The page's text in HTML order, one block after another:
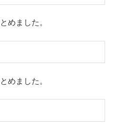
めました。
めました。